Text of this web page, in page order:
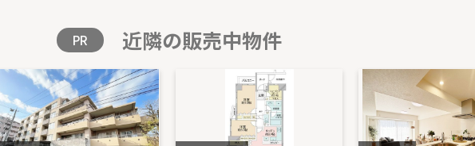
PR 近隣の販売中物件